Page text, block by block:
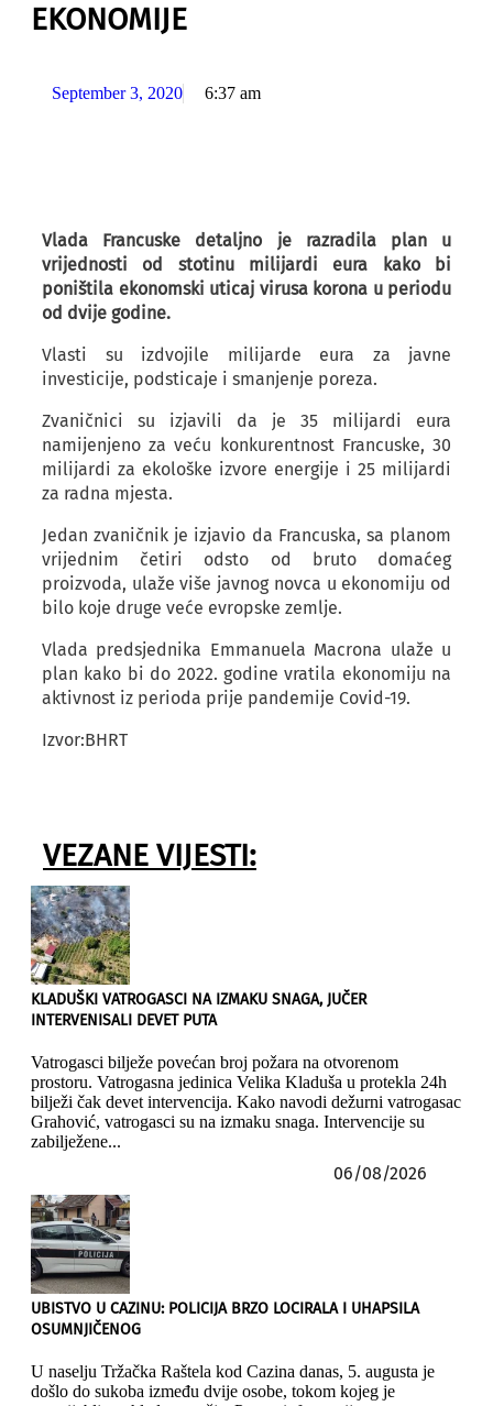
EKONOMIJE
September 3, 2020 6:37 am
Vlada Francuske detaljno je razradila plan u
vrijednosti od stotinu milijardi eura kako bi
poništila ekonomski uticaj virusa korona u periodu
od dvije godine.
Vlasti su izdvojile milijarde eura za javne
investicije, podsticaje i smanjenje poreza.
Zvaničnici su izjavili da je 35 milijardi eura
namijenjeno za veću konkurentnost Francuske, 30
milijardi za ekološke izvore energije i 25 milijardi
za radna mjesta.
Jedan zvaničnik je izjavio da Francuska, sa planom
vrijednim četiri odsto od bruto domaćeg
proizvoda, ulaže više javnog novca u ekonomiju od
bilo koje druge veće evropske zemlje.
Vlada predsjednika Emmanuela Macrona ulaže u
plan kako bi do 2022. godine vratila ekonomiju na
aktivnost iz perioda prije pandemije Covid-19.
Izvor:BHRT
VEZANE VIJESTI:
KLADUŠKI VATROGASCI NA IZMAKU SNAGA, JUČER
INTERVENISALI DEVET PUTA
Vatrogasci bilježe povećan broj požara na otvorenom
prostoru. Vatrogasna jedinica Velika Kladuša u protekla 24h
bilježi čak devet intervencija. Kako navodi dežurni vatrogasac
Grahović, vatrogasci su na izmaku snaga. Intervencije su
zabilježene...
06/08/2026
UBISTVO U CAZINU: POLICIJA BRZO LOCIRALA I UHAPSILA
OSUMNJIČENOG
U naselju Tržačka Raštela kod Cazina danas, 5. augusta je
došlo do sukoba između dvije osobe, tokom kojeg je